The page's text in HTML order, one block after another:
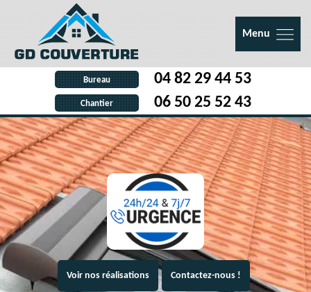
Menu
Bureau 04 82 29 44 53
Chantier 06 50 25 52 43
Voir nos réalisations Contactez-nous !